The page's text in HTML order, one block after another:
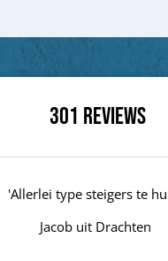
301 Reviews